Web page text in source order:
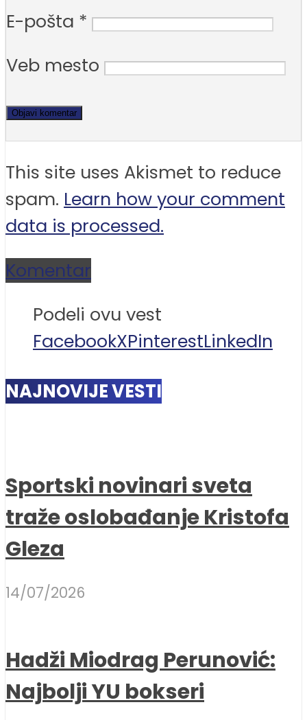
E-pošta *
Veb mesto
This site uses Akismet to reduce
spam. Learn how your comment
data is processed.
Komentar
Podeli ovu vest
FacebookXPinterestLinkedIn
NAJNOVIJE VESTI
Sportski novinari sveta
traže oslobađanje Kristofa
Gleza
14/07/2026
Hadži Miodrag Perunović:
Najbolji YU bokseri